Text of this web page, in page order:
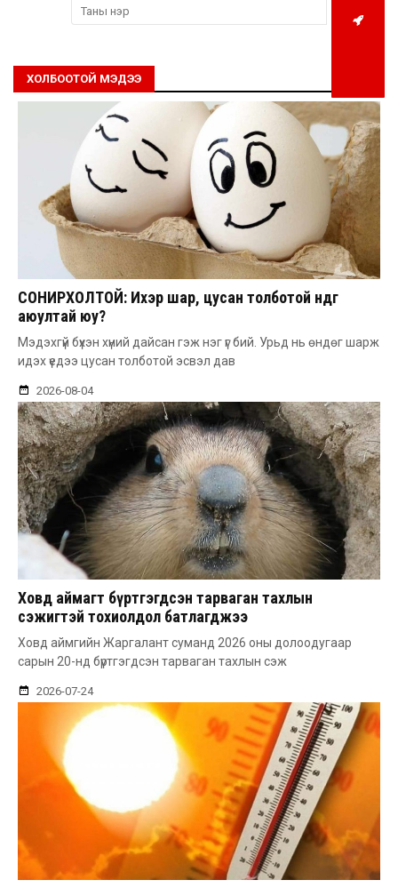
ХОЛБООТОЙ МЭДЭЭ
СОНИРХОЛТОЙ: Ихэр шар, цусан толботой өндөг
аюултай юу?
Мэдэхгүй бүхэн хүний дайсан гэж нэг үг бий. Урьд нь өндөг шарж
идэх үедээ цусан толботой эсвэл дав
2026-08-04
Ховд аймагт бүртгэгдсэн тарваган тахлын
сэжигтэй тохиолдол батлагджээ
Ховд аймгийн Жаргалант суманд 2026 оны долоодугаар
сарын 20-нд бүртгэгдсэн тарваган тахлын сэж
2026-07-24